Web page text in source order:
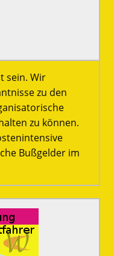
sein. Wir
zu den
zu können.
Bußgelder im